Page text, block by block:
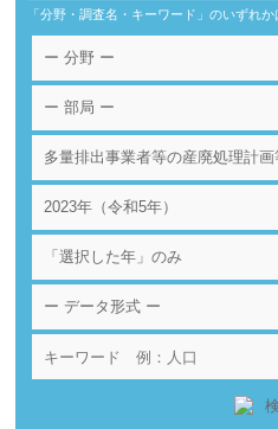
「分野・調査名・キーワード」のいずれ